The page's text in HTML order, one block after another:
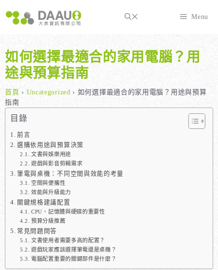
至
內
容
Menu
如何選擇最適合的家用電腦？用
途與預算指南
首頁 › Uncategorized › 如何選擇最適合的家用電腦？用途與預算
指南
目錄
前言
選購依用途與預算決策
文書與娛樂用途
遊戲與影音剪輯需求
筆電與桌機：不同空間與效能的考量
空間與便攜性
效能與升級能力
關鍵規格建議配置
CPU、記憶體與硬碟的重要性
預算分級推薦
常見問題問答
文書使用者需要多高的配置？
遊戲玩家應該選擇筆電還是桌機？
電腦配置重要的關鍵部件是什麼？